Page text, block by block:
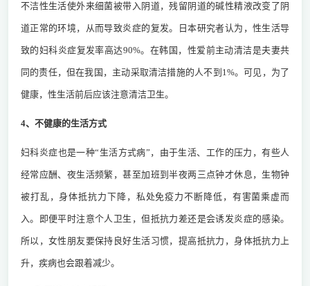
不洁性生活使外来细菌被带入阴道，残留阴道的碱性精液改变了阴
道正常的环境，从而导致炎症的复发。日本研究者认为，性生活导
致的妇科炎症复发率高达90%。在韩国，性爱前主动清洁是夫妻共
同的责任，但在我国，主动采取清洁措施的人不到1%。可见，为了
健康，性生活前后应该注意清洁卫生。
4、不健康的生活方式
妇科炎症也是一种“生活方式病”，由于生活、工作的压力，有些人
经常应酬、夜生活频繁，甚至加班到半夜两三点钟才休息，生物钟
被打乱，身体抵抗力下降，私处免疫力不断降低，有害菌乘虚而
入。即便平时注意个人卫生，但抵抗力差还是会诱发炎症的感染。
所以，女性朋友要保持良好生活习惯，提高抵抗力，身体抵抗力上
升，疾病也会跟着减少。